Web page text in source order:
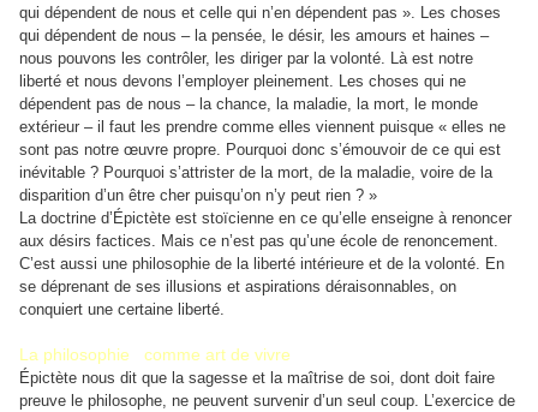
qui dépendent de nous et celle qui n’en dépendent pas ». Les choses
qui dépendent de nous – la pensée, le désir, les amours et haines –
nous pouvons les contrôler, les diriger par la volonté. Là est notre
liberté et nous devons l’employer pleinement. Les choses qui ne
dépendent pas de nous – la chance, la maladie, la mort, le monde
extérieur – il faut les prendre comme elles viennent puisque « elles ne
sont pas notre œuvre propre. Pourquoi donc s’émouvoir de ce qui est
inévitable ? Pourquoi s’attrister de la mort, de la maladie, voire de la
disparition d’un être cher puisqu’on n’y peut rien ? »
La doctrine d’Épictète est stoïcienne en ce qu’elle enseigne à renoncer
aux désirs factices. Mais ce n’est pas qu’une école de renoncement.
C’est aussi une philosophie de la liberté intérieure et de la volonté. En
se déprenant de ses illusions et aspirations déraisonnables, on
conquiert une certaine liberté.
La philosophie comme art de vivre
Épictète nous dit que la sagesse et la maîtrise de soi, dont doit faire
preuve le philosophe, ne peuvent survenir d’un seul coup. L’exercice de